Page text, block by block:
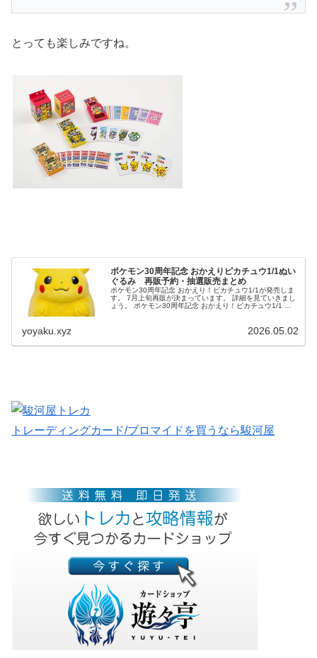
とっても楽しみですね。
ポケモン30周年記念 おかえりピカチュウ1/1ぬい
ぐるみ 再販予約・抽選販売まとめ
ポケモン30周年記念 おかえり！ピカチュウ1/1が発売しま
す。 7月上旬再販が決まっています。 詳細を見ていきまし
ょう。 ポケモン30周年記念 おかえり！ピカチュウ1/1 発
yoyaku.xyz 2026.05.02
トレーディングカード/ブロマイドを買うなら駿河屋